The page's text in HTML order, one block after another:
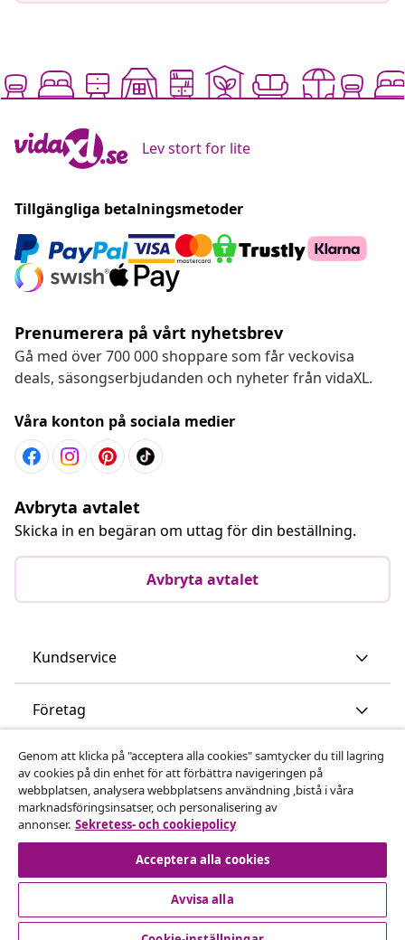
Lev stort for lite
Tillgängliga betalningsmetoder
Prenumerera på vårt nyhetsbrev
Gå med över 700 000 shoppare som får veckovisa
deals, säsongserbjudanden och nyheter från vidaXL.
Våra konton på sociala medier
Avbryta avtalet
Skicka in en begäran om uttag för din beställning.
Avbryta avtalet
Kundservice
Företag
vidaXL
Upptäck mer
Genom att klicka på "acceptera alla cookies" samtycker du till lagring
av cookies på din enhet för att förbättra navigeringen på
webbplatsen, analysera webbplatsens användning ,bistå i våra
marknadsföringsinsatser, och personalisering av
annonser. Sekretess- och cookiepolicy
Acceptera alla cookies
Avvisa alla